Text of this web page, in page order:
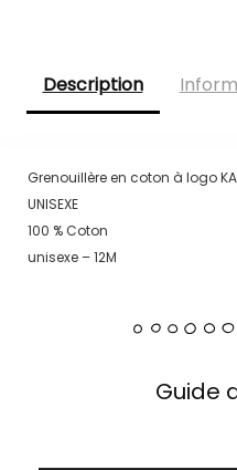
Description
Grenouillère en coton à logo
UNISEXE
100 % Coton
unisexe – 12M
Guide